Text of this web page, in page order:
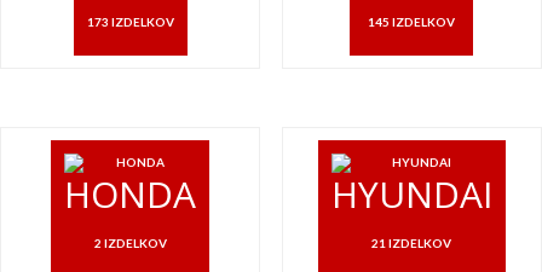
173 IZDELKOV 145 IZDELKOV
HONDA
2 IZDELKOV
HYUNDAI
21 IZDELKOV